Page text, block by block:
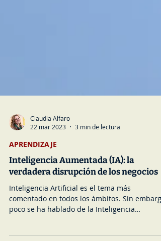
Claudia Alfaro
22 mar 2023
3 min de lectura
APRENDIZAJE